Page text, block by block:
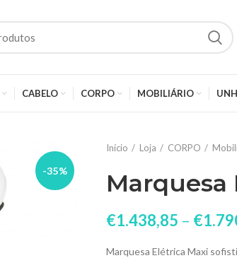
CABELO CORPO MOBILIÁRIO
-35%
Início Loja CORPO
Marquesa
€1.438,85 – €
Marquesa Elétrica Maxi